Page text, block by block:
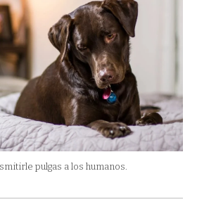
pulgas a los humanos.